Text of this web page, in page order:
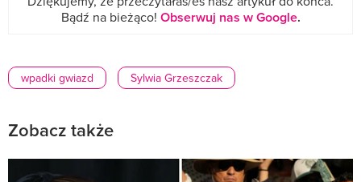
Bądź na bieżąco! Obserwuj nas w Google.
wpadki gwiazd Sylwia Grzeszczak
Zobacz także